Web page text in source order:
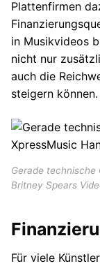
Plattenfirmen
in Musikvideos
nicht nur
auch die
steigern können.
Gerade technische
Britney Spears
Für viele